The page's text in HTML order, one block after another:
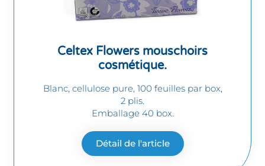
Celtex Flowers mouschoirs
cosmétique.
Blanc, cellulose pure, 100 feuilles par box,
2 plis.
Emballage 40 box.
Détail de l'article